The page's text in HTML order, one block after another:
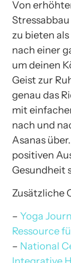
Von
zu bieten
nach einer
um deinen
Geist zur
genau das
mit
nach und
Asanas
positiven
Gesundheit
Zusätzliche
– Yoga
Ressource
– National